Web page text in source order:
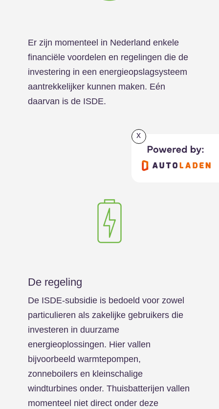
Er zijn momenteel in Nederland enkele
financiële voordelen en regelingen die de
investering in een energieopslagsysteem
aantrekkelijker kunnen maken. Eén
daarvan is de ISDE.
De regeling
De ISDE-subsidie is bedoeld voor zowel
particulieren als zakelijke gebruikers die
investeren in duurzame
energieoplossingen. Hier vallen
bijvoorbeeld warmtepompen,
zonneboilers en kleinschalige
windturbines onder. Thuisbatterijen vallen
momenteel niet direct onder deze
x